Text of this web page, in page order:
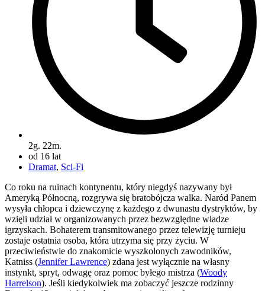
2g. 22m.
od 16 lat
Dramat, Sci-Fi
Co roku na ruinach kontynentu, który niegdyś nazywany był
Ameryką Północną, rozgrywa się bratobójcza walka. Naród Panem
wysyła chłopca i dziewczynę z każdego z dwunastu dystryktów, by
wzięli udział w organizowanych przez bezwzględne władze
igrzyskach. Bohaterem transmitowanego przez telewizję turnieju
zostaje ostatnia osoba, która utrzyma się przy życiu. W
przeciwieństwie do znakomicie wyszkolonych zawodników,
Katniss (Jennifer Lawrence) zdana jest wyłącznie na własny
instynkt, spryt, odwagę oraz pomoc byłego mistrza (Woody
Harrelson). Jeśli kiedykolwiek ma zobaczyć jeszcze rodzinny